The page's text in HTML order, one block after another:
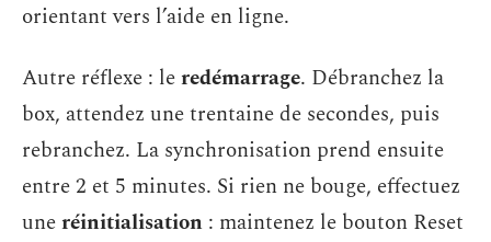
orientant vers l’aide en ligne.
Autre réflexe : leredémarrage. Débranchez la
box, attendez une trentaine de secondes, puis
rebranchez. La synchronisation prend ensuite
entre 2 et 5 minutes. Si rien ne bouge, effectuez
uneréinitialisation : maintenez le bouton Reset